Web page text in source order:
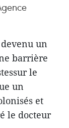
un
barrière
le
un
et
le docteur